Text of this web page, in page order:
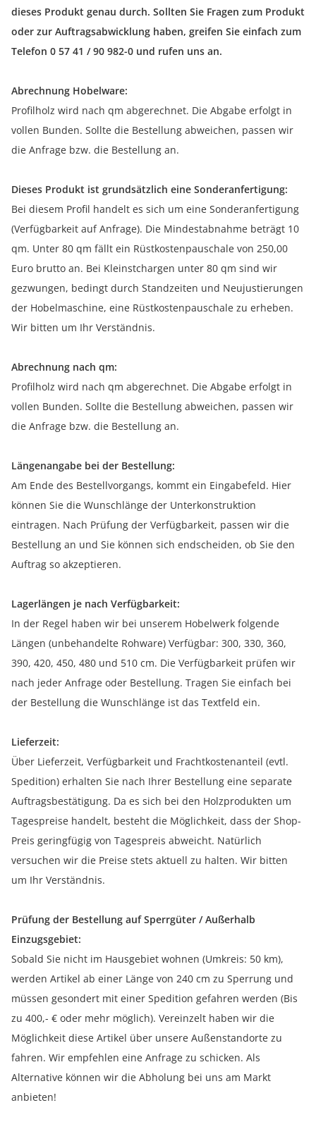
dieses Produkt genau durch. Sollten Sie Fragen zum Produkt
oder zur Auftragsabwicklung haben, greifen Sie einfach zum
Telefon 0 57 41 / 90 982-0 und rufen uns an.
Abrechnung Hobelware:
Profilholz wird nach qm abgerechnet. Die Abgabe erfolgt in
vollen Bunden. Sollte die Bestellung abweichen, passen wir
die Anfrage bzw. die Bestellung an.
Dieses Produkt ist grundsätzlich eine Sonderanfertigung:
Bei diesem Profil handelt es sich um eine Sonderanfertigung
(Verfügbarkeit auf Anfrage). Die Mindestabnahme beträgt 10
qm. Unter 80 qm fällt ein Rüstkostenpauschale von 250,00
Euro brutto an. Bei Kleinstchargen unter 80 qm sind wir
gezwungen, bedingt durch Standzeiten und Neujustierungen
der Hobelmaschine, eine Rüstkostenpauschale zu erheben.
Wir bitten um Ihr Verständnis.
Abrechnung nach qm:
Profilholz wird nach qm abgerechnet. Die Abgabe erfolgt in
vollen Bunden. Sollte die Bestellung abweichen, passen wir
die Anfrage bzw. die Bestellung an.
Längenangabe bei der Bestellung:
Am Ende des Bestellvorgangs, kommt ein Eingabefeld. Hier
können Sie die Wunschlänge der Unterkonstruktion
eintragen. Nach Prüfung der Verfügbarkeit, passen wir die
Bestellung an und Sie können sich endscheiden, ob Sie den
Auftrag so akzeptieren.
Lagerlängen je nach Verfügbarkeit:
In der Regel haben wir bei unserem Hobelwerk folgende
Längen (unbehandelte Rohware) Verfügbar: 300, 330, 360,
390, 420, 450, 480 und 510 cm. Die Verfügbarkeit prüfen wir
nach jeder Anfrage oder Bestellung. Tragen Sie einfach bei
der Bestellung die Wunschlänge ist das Textfeld ein.
Lieferzeit:
Über Lieferzeit, Verfügbarkeit und Frachtkostenanteil (evtl.
Spedition) erhalten Sie nach Ihrer Bestellung eine separate
Auftragsbestätigung. Da es sich bei den Holzprodukten um
Tagespreise handelt, besteht die Möglichkeit, dass der Shop-
Preis geringfügig von Tagespreis abweicht. Natürlich
versuchen wir die Preise stets aktuell zu halten. Wir bitten
um Ihr Verständnis.
Prüfung der Bestellung auf Sperrgüter / Außerhalb
Einzugsgebiet:
Sobald Sie nicht im Hausgebiet wohnen (Umkreis: 50 km),
werden Artikel ab einer Länge von 240 cm zu Sperrung und
müssen gesondert mit einer Spedition gefahren werden (Bis
zu 400,- € oder mehr möglich). Vereinzelt haben wir die
Möglichkeit diese Artikel über unsere Außenstandorte zu
fahren. Wir empfehlen eine Anfrage zu schicken. Als
Alternative können wir die Abholung bei uns am Markt
anbieten!